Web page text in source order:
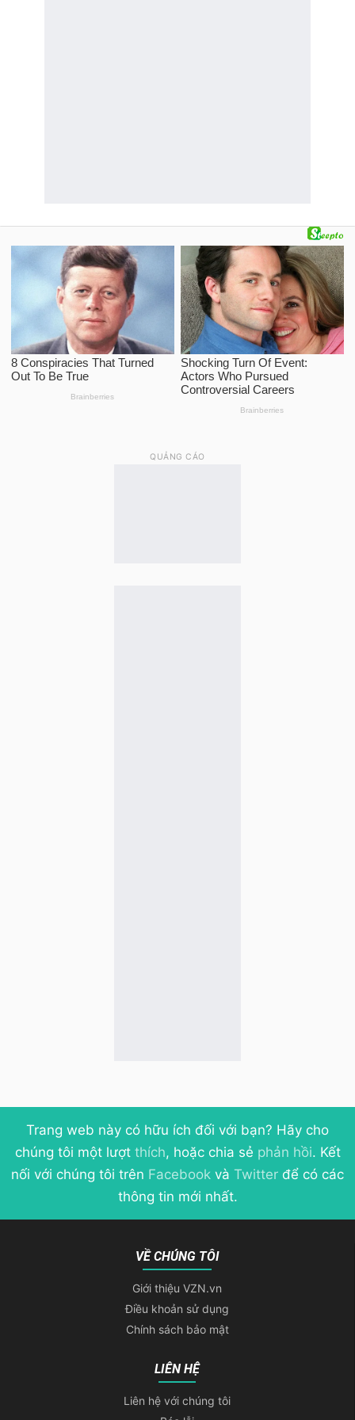
QUẢNG CÁO
Trang web này có hữu ích đối với bạn? Hãy cho
chúng tôi một lượt thích, hoặc chia sẻ phản hồi. Kết
nối với chúng tôi trên Facebook và Twitter để có các
thông tin mới nhất.
VỀ CHÚNG TÔI
Giới thiệu VZN.vn
Điều khoản sử dụng
Chính sách bảo mật
LIÊN HỆ
Liên hệ với chúng tôi